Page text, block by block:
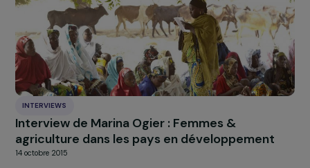
ACTUALITÉS
13 nouveaux projets en faveur de
l’émancipation des femmes, soutenus par la
Fondation
4 octobre 2022